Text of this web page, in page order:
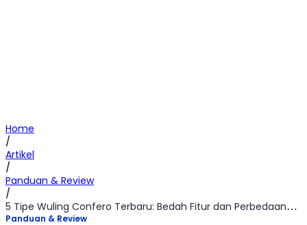
Home
/
Artikel
/
Panduan & Review
/
5 Tipe Wuling Confero Terbaru: Bedah Fitur dan Perbedaannya!
Panduan & Review